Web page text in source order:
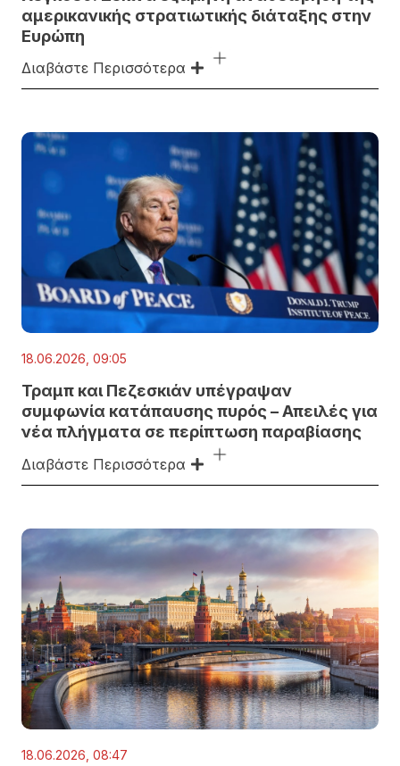
αμερικανικής στρατιωτικής διάταξης στην
Ευρώπη
Διαβάστε Περισσότερα
18.06.2026, 09:05
Τραμπ και Πεζεσκιάν υπέγραψαν
συμφωνία κατάπαυσης πυρός – Απειλές για
νέα πλήγματα σε περίπτωση παραβίασης
Διαβάστε Περισσότερα
18.06.2026, 08:47